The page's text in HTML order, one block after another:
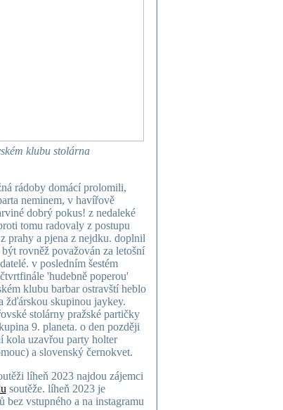
klubu stolárna
rádoby domácí prolomili,
neminem, v havířově
dobrý pokus! z nedaleké
tomu radovaly z postupu
prahy a pjena z nejdku. doplnil
rovněž považován za letošní
v posledním šestém
'hudebně poperou'
klubu barbar ostravští heblo
žďárskou skupinou jaykey.
stolárny pražské partičky
9. planeta. o den později
kola uzavřou party holter
a slovenský černokvet.
líheň 2023 najdou zájemci
soutěže. líheň 2023 je
bez vstupného a na instagramu